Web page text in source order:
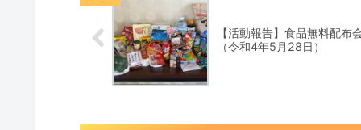
【活動報告】食品無料配布
（令和4年5月28日）